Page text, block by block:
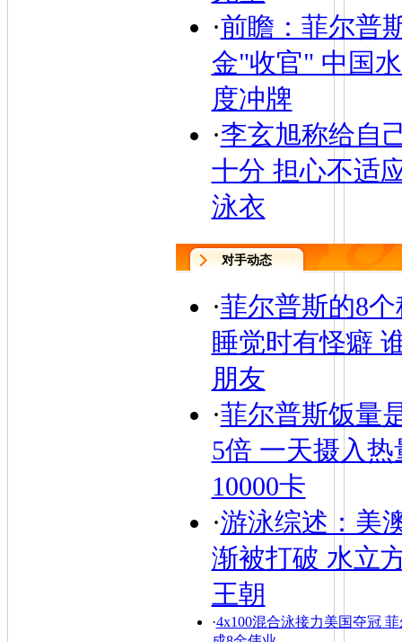
·前瞻：菲尔普
金"收官" 中国
度冲牌
·李玄旭称给自
十分 担心不适
泳衣
对手动态
·菲尔普斯的8个
睡觉时有怪癖
朋友
·菲尔普斯饭量
5倍 一天摄入热
10000卡
·游泳综述：美
渐被打破 水立
王朝
·4x100混合泳接力美国夺冠